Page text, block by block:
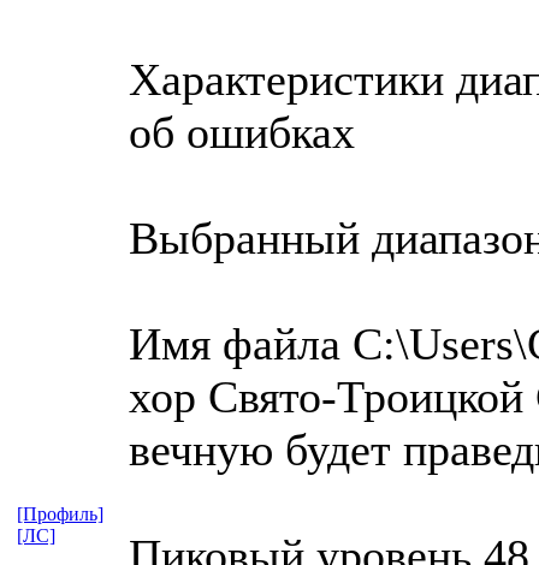
Характеристики
об ошибках
Выбранный
Имя файла
хор Свято-
вечную будет
[Профиль]
[ЛС]